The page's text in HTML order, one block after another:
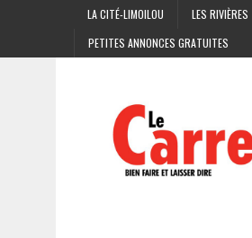
LA CITÉ-LIMOILOU LES RIVIÈRES
PETITES ANNONCES GRATUITES